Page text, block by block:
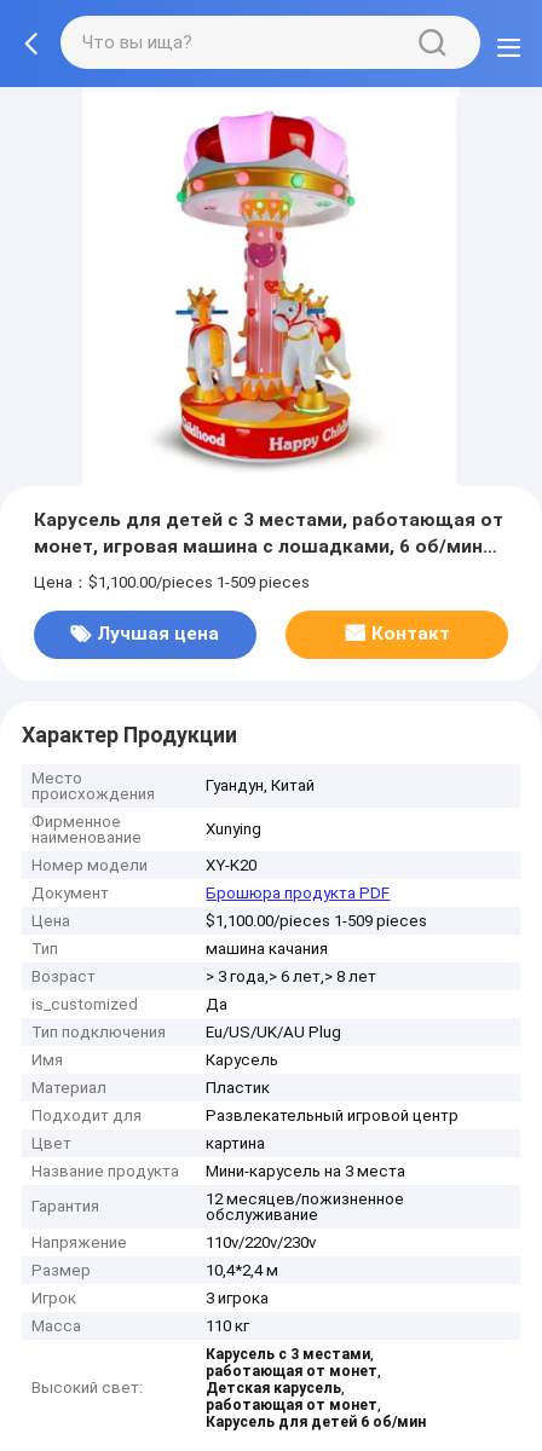
Карусель для детей с 3 местами, работающая от
монет, игровая машина с лошадками, 6 об/мин
Макс. скорость вращения
Цена：$1,100.00/pieces 1-509 pieces
Лучшая цена Контакт
Характер Продукции
Место
происхождения
Гуандун, Китай
Фирменное
наименование
Xunying
Номер модели
XY-K20
Документ
Брошюра продукта PDF
Цена
$1,100.00/pieces 1-509 pieces
Тип
машина качания
Возраст
> 3 года,> 6 лет,> 8 лет
is_customized
Да
Тип подключения
Eu/US/UK/AU Plug
Имя
Карусель
Материал
Пластик
Подходит для
Развлекательный игровой центр
Цвет
картина
Название продукта
Мини-карусель на 3 места
Гарантия
12 месяцев/пожизненное
обслуживание
Напряжение
110v/220v/230v
Размер
10,4*2,4 м
Игрок
3 игрока
Масса
110 кг
Высокий свет:
Карусель с 3 местами,
работающая от монет,
Детская карусель,
работающая от монет,
Карусель для детей 6 об/мин